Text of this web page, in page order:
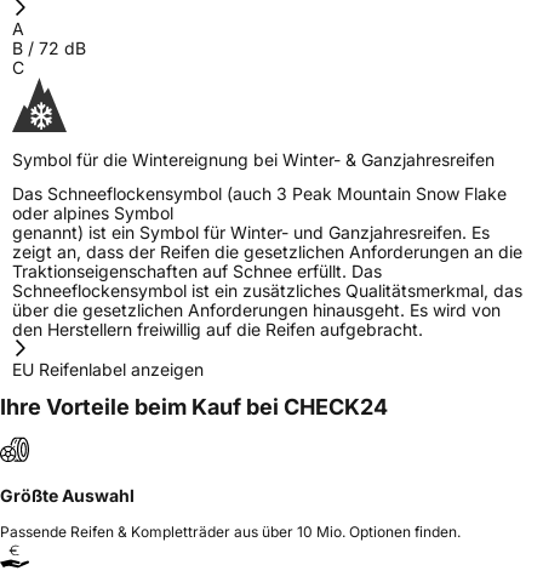
A
B / 72 dB
C
Symbol für die Wintereignung bei Winter- & Ganzjahresreifen
Das Schneeflockensymbol (auch 3 Peak Mountain Snow Flake
oder alpines Symbol
genannt) ist ein Symbol für Winter- und Ganzjahresreifen. Es
zeigt an, dass der Reifen die gesetzlichen Anforderungen an die
Traktionseigenschaften auf Schnee erfüllt. Das
Schneeflockensymbol ist ein zusätzliches Qualitätsmerkmal, das
über die gesetzlichen Anforderungen hinausgeht. Es wird von
den Herstellern freiwillig auf die Reifen aufgebracht.
EU Reifenlabel anzeigen
Ihre Vorteile beim Kauf bei CHECK24
Größte Auswahl
Passende Reifen & Kompletträder aus über 10 Mio. Optionen finden.